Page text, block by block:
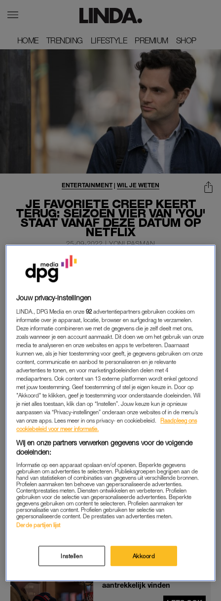
HOME
HOME TRENDING
TRENDING LIFESTYLE
LIFESTYLE PREMIUM
PREMIUM SHOP
SHOP
JE FAVORIETE CREEP KEERT
TERUG: SEIZOEN VIER VAN 'YOU'
STAAT VANAF DEZE DATUM OP
NETFLIX
ENTERTAINMENT | WIL JE WETEN
25-09-2022 | YONI PASMAN
Het vierde seizoen over je lievelingsstalker is in
aantocht. Netflix heeft bekendgemaakt dat de eerste
gaat.
Het tweede deel volgt op 10 maart.
YOU
In het nieuwe seizoen van de komische thrillerserie werkt Joe
Goldberg (Penn Badgley) in Londen als leraar. Hij heeft een
andere naam aangenomen en kan daardoor zijn verleden in
New York en Los Angeles achter zich laten. In de nieuwe trailer
wordt erop gehint dat Joe weer een aantal dames op het oog
heeft om te stalken.
Yougaat over boekenverkoper Joe Goldberg. Aanvankelijk lijkt
hij een romanticus, maar al snel blijkt hij een donkere kant te
hebben. De serie, die is gebaseerd op de boeken van
Caroline Kepnes, is sinds 2018 te zien.
Pas de privacy manager instellingen aan om dit
YouTube item te kunnen bekijken.
Van Joe Goldberg tot Heath
Ledger: dit is waarom vrouwen
aantrekkelijk vinden
Jouw privacy-instellingen
LINDA., DPG Media en onze92 advertentiepartners gebruiken cookies om
informatie over je apparaat, locatie, browser en surfgedrag te verzamelen.
Deze informatie combineren we met de gegevens die je zelf deelt met ons,
zoals wanneer je een account aanmaakt. Dit doen we om het gebruik van onze
media te analyseren en onze websites en apps te verbeteren. Daarnaast
kunnen we, als je hier toestemming voor geeft, je gegevens gebruiken om onze
content, communicatie en aanbod te personaliseren en je relevante
advertenties te tonen, en voor marketingdoeleinden delen met 4
mediapartners. Ook content van 13 externe platformen wordt enkel getoond
met jouw toestemming. Geef toestemming of stel je eigen keuze in. Door op
"Akkoord" te klikken, geef je toestemming voor onderstaande doeleinden. Wil
je niet alles toestaan, klik dan op “Instellen”. Jouw keuze kun je opnieuw
aanpassen via “Privacy-instellingen” onderaan onze websites of in de menu’s
van onze apps. Lees meer in ons privacy- en cookiebeleid.
Raadpleeg ons
cookiebeleid voor meer informatie.
Wij en onze partners verwerken gegevens voor de volgende
doeleinden:
Informatie op een apparaat opslaan en/of openen. Beperkte gegevens
gebruiken om advertenties te selecteren. Publieksgroepen begrijpen aan de
hand van statistieken of combinaties van gegevens uit verschillende bronnen.
Profielen aanmaken ten behoeve van gepersonaliseerde advertenties.
Contentprestaties meten. Diensten ontwikkelen en verbeteren. Profielen
gebruiken voor de selectie van gepersonaliseerde advertenties. Beperkte
gegevens gebruiken om content te selecteren. Profielen aanmaken ter
personalisatie van content. Profielen gebruiken ter selectie van
gepersonaliseerde content. De prestaties van advertenties meten.
Derde partijen lijst
Instellen Akkoord